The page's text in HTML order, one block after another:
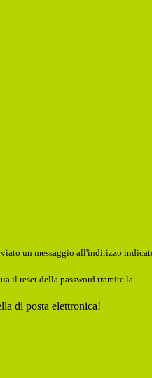
un messaggio all'indirizzo
il reset della password tramite la
di posta elettronica!